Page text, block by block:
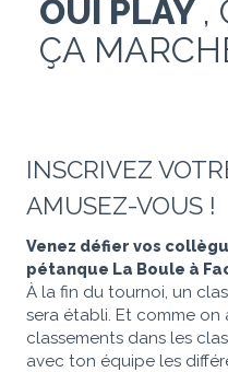
OUI PLAY ,
ÇA
INSCRIVEZ
AMUSEZ-VOUS !
Venez défier vos
pétanque La Boule à
À la fin du tournoi, un
sera établi. Et comme on
classements dans les
avec ton équipe les